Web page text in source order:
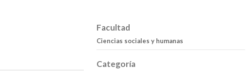
Facultad
Ciencias sociales y humanas
Categoría